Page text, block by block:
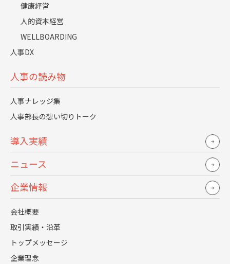
健康経営
人的資本経営
WELLBOARDING
人事DX
人事の読み物
人事ナレッジ集
人事部長の想い切りトーク
導入実績
ニュース
企業情報
会社概要
取引実績・沿革
トップメッセージ
企業理念
選考プロセスの属人化を防ぎ、客観的な判断基準を確立す
ることが、採用活動の成功には不可欠です。
原因4.求める人物像の解像度不足
「コミュニケーション能力が高い人」といった抽象的な人
物像では、現場が必要とする人材を採用できません。
改善策としては、現場の課題を具体化し、「どんな行動が
できる人」が必要かを明確にすることです。
例えば、単に「コミュニケーション能力」というのではな
く、「クライアントの潜在ニーズを引き出し、チーム内で
共有できる人」といった具体的なスキルレベルまで落とし
込む必要があります。
原因5.オンボーディング(受け入れ)の不全
員が孤立すると早期離職を招きます。